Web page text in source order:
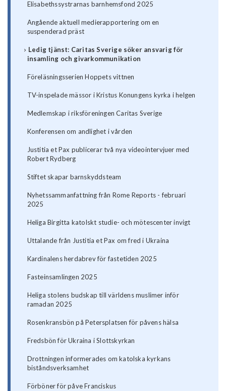
Elisabethssystrarnas barnhemsfond 2025
Angående aktuell medierapportering om en
suspenderad präst
Ledig tjänst: Caritas Sverige söker ansvarig för
insamling och givarkommunikation
Föreläsningsserien Hoppets vittnen
TV-inspelade mässor i Kristus Konungens kyrka i helgen
Medlemskap i riksföreningen Caritas Sverige
Konferensen om andlighet i vården
Justitia et Pax publicerar två nya videointervjuer med
Robert Rydberg
Stiftet skapar barnskyddsteam
Nyhetssammanfattning från Rome Reports - februari
2025
Heliga Birgitta katolskt studie- och mötescenter invigt
Uttalande från Justitia et Pax om fred i Ukraina
Kardinalens herdabrev för fastetiden 2025
Fasteinsamlingen 2025
Heliga stolens budskap till världens muslimer inför
ramadan 2025
Rosenkransbön på Petersplatsen för påvens hälsa
Fredsbön för Ukraina i Slottskyrkan
Drottningen informerades om katolska kyrkans
biståndsverksamhet
Förböner för påve Franciskus